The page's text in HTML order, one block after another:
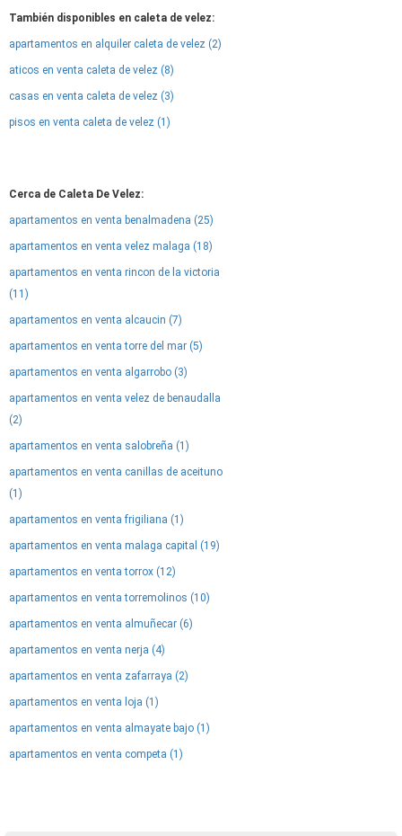
También disponibles en caleta de velez:
apartamentos en alquiler caleta de velez (2)
aticos en venta caleta de velez (8)
casas en venta caleta de velez (3)
pisos en venta caleta de velez (1)
Cerca de Caleta De Velez:
apartamentos en venta benalmadena (25)
apartamentos en venta velez malaga (18)
apartamentos en venta rincon de la victoria
(11)
apartamentos en venta alcaucin (7)
apartamentos en venta torre del mar (5)
apartamentos en venta algarrobo (3)
apartamentos en venta velez de benaudalla
(2)
apartamentos en venta salobreña (1)
apartamentos en venta canillas de aceituno
(1)
apartamentos en venta frigiliana (1)
apartamentos en venta malaga capital (19)
apartamentos en venta torrox (12)
apartamentos en venta torremolinos (10)
apartamentos en venta almuñecar (6)
apartamentos en venta nerja (4)
apartamentos en venta zafarraya (2)
apartamentos en venta loja (1)
apartamentos en venta almayate bajo (1)
apartamentos en venta competa (1)